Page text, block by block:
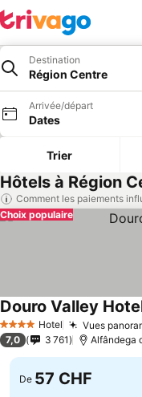
Destination
Région Centre
Arrivée/départ
Dates
Trier
Hôtels à Région
Comment les paiements
Choix populaire
4 Étoiles Hotel Vues
Douro Valley
7,0 3 761 Alfândega
De 57 CHF